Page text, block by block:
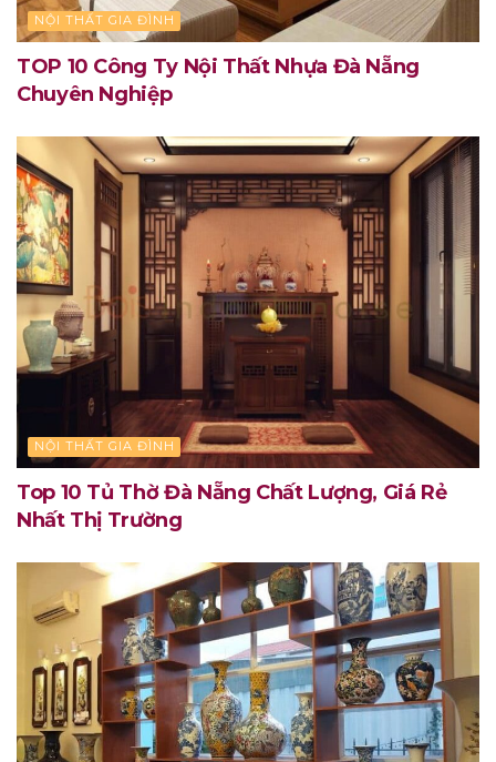
NỘI THẤT GIA ĐÌNH
TOP 10 Công Ty Nội Thất Nhựa Đà Nẵng
Chuyên Nghiệp
NỘI THẤT GIA ĐÌNH
Top 10 Tủ Thờ Đà Nẵng Chất Lượng, Giá Rẻ
Nhất Thị Trường